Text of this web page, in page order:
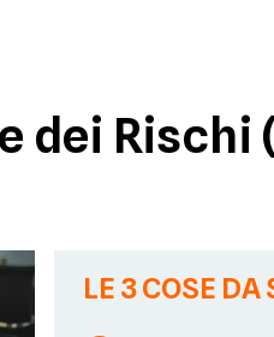
Rischi
LE 3 COSE DA